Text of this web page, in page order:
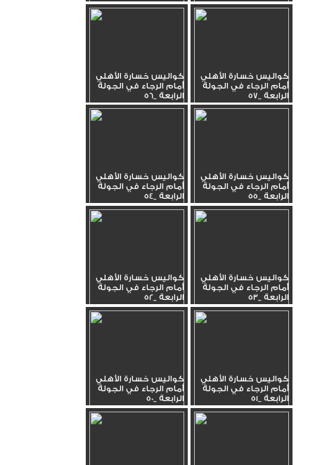
كواليس خسارة الأهلي
أمام الرجاء في الجولة
الرابعة _57
كواليس خسارة الأهلي
أمام الرجاء في الجولة
الرابعة _56
كواليس خسارة الأهلي
أمام الرجاء في الجولة
الرابعة _55
كواليس خسارة الأهلي
أمام الرجاء في الجولة
الرابعة _54
كواليس خسارة الأهلي
أمام الرجاء في الجولة
الرابعة _53
كواليس خسارة الأهلي
أمام الرجاء في الجولة
الرابعة _52
كواليس خسارة الأهلي
أمام الرجاء في الجولة
الرابعة _51
كواليس خسارة الأهلي
أمام الرجاء في الجولة
الرابعة _50